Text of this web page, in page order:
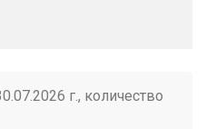
г., количество